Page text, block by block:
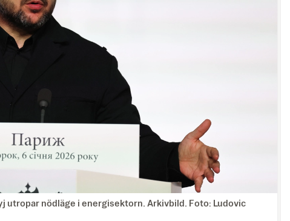
utropar nödläge i energisektorn. Arkivbild. Foto: Ludovic